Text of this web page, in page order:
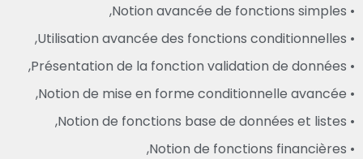
• Notion avancée de fonctions simples,
• Utilisation avancée des fonctions conditionnelles,
• Présentation de la fonction validation de données,
• Notion de mise en forme conditionnelle avancée,
• Notion de fonctions base de données et listes,
• Notion de fonctions financières,